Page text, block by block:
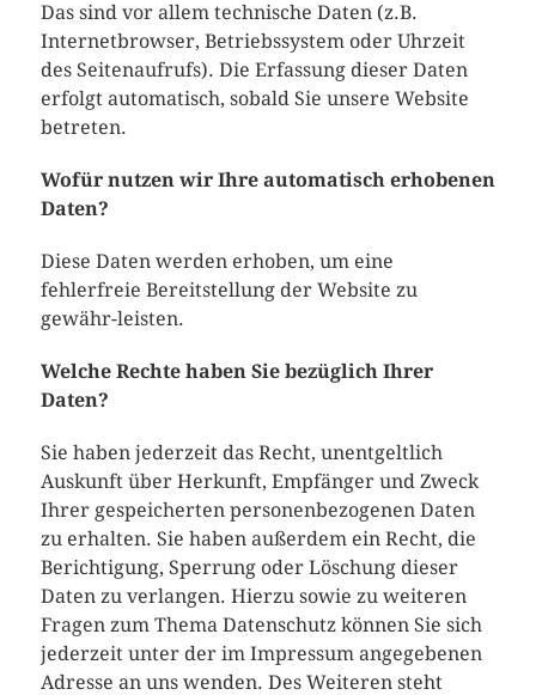
Das sind vor allem technische Daten (z.B.
Internetbrowser, Betriebssystem oder Uhrzeit
des Seitenaufrufs). Die Erfassung dieser Daten
erfolgt automatisch, sobald Sie unsere Website
betreten.
Wofür nutzen wir Ihre automatisch erhobenen
Daten?
Diese Daten werden erhoben, um eine
fehlerfreie Bereitstellung der Website zu
gewähr-leisten.
Welche Rechte haben Sie bezüglich Ihrer
Daten?
Sie haben jederzeit das Recht, unentgeltlich
Auskunft über Herkunft, Empfänger und Zweck
Ihrer gespeicherten personenbezogenen Daten
zu erhalten. Sie haben außerdem ein Recht, die
Berichtigung, Sperrung oder Löschung dieser
Daten zu verlangen. Hierzu sowie zu weiteren
Fragen zum Thema Datenschutz können Sie sich
jederzeit unter der im Impressum angegebenen
Adresse an uns wenden. Des Weiteren steht